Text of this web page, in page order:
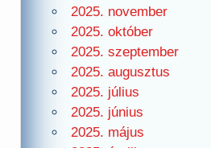
2025. november
2025. október
2025. szeptember
2025. augusztus
2025. július
2025. június
2025. május